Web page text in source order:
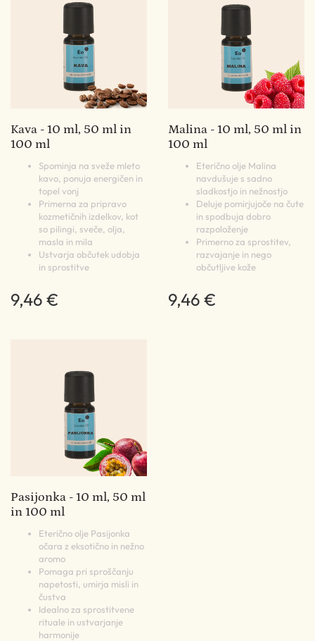
Kava - 10 ml, 50 ml in
100 ml
Spominja na sveže mleto
kavo, ponuja energičen in
topel vonj
Primerna za pripravo
kozmetičnih izdelkov, kot
so pilingi, sveče, olja,
masla in mila
Ustvarja občutek udobja
in sprostitve
9,46 €
Malina - 10 ml, 50 ml in
100 ml
Eterično olje Malina
navdušuje s sadno
sladkostjo in nežnostjo
Deluje pomirjujoče na čute
in spodbuja dobro
razpoloženje
Primerno za sprostitev,
razvajanje in nego
občutljive kože
9,46 €
Pasijonka - 10 ml, 50 ml
in 100 ml
Eterično olje Pasijonka
očara z eksotično in nežno
aromo
Pomaga pri sproščanju
napetosti, umirja misli in
čustva
Idealno za sprostitvene
rituale in ustvarjanje
harmonije